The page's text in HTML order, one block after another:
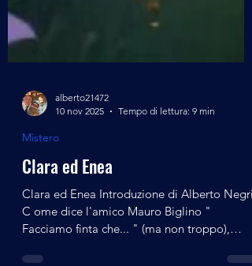
alberto21472
10 nov 2025
Tempo di lettura: 9 min
Mistero